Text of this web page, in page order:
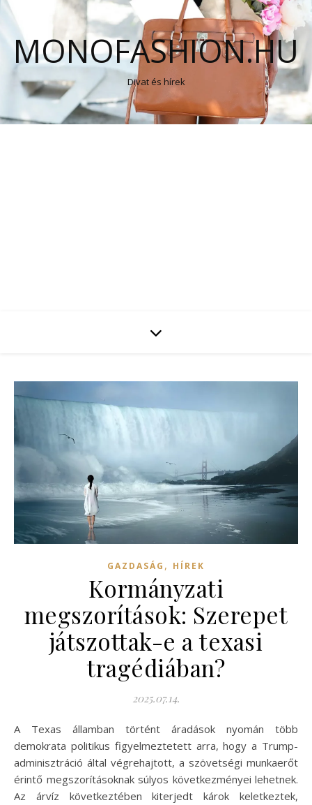
MONOFASHION.HU
Divat és hírek
GAZDASÁG , HÍREK
Kormányzati
megszorítások: Szerepet
játszottak-e a texasi
tragédiában?
2025.07.14.
A Texas államban történt áradások nyomán több
demokrata politikus figyelmeztetett arra, hogy a Trump-
adminisztráció által végrehajtott, a szövetségi munkaerőt
érintő megszorításoknak súlyos következményei lehetnek.
Az árvíz következtében kiterjedt károk keletkeztek,